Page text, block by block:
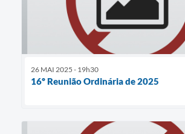
26 MAI 2025 - 19h30
16º Reunião Ordinária de 2025